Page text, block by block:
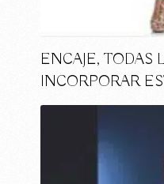
ENCAJE, TODAS
INCORPORAR